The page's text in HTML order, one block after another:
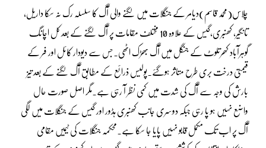
چلاس(محمد قاسم)دیامر کے جنگلات میں لگنے والی آگ کا سلسلہ رک نہ سکا داریل،
تانگیر، کھنبری،گیس کے علاوہ 10 مختلف مقامات پر آگ لگنے کے بعد کل اچانگ
گوہرآباد کھرتلوٹ کے جنگل میں آگ بھڑک اٹھی۔جس سے دیودار کائل اور فر کے
قیمتی درخت بری طرح متاثر ہوگئے۔پولیس ذرائع کے مطابق آگ لگنے کے بعد تیز
بارش کی وجہ سے آگ کی شدت میں کمی نظر آ رہی ہے۔مگر اصل صورت حال
واضع نہیں ہو پا رہی جبکہ دوسری جانب کھنبری ہڈور اور گیس کے جنگلات میں لگی
آگ پر اب تک مکمل قابو نہیں پایا جا سکا ہے۔محکمہ جنگلات کی ٹیمیں مقامی